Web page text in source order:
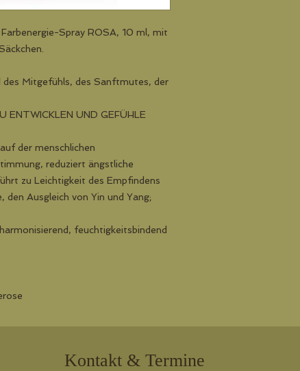
Spray ROSA, 10 ml, mit
des Mitgefühls, des Sanftmutes, der
ENTWICKLEN UND GEFÜHLE
der menschlichen
reduziert ängstliche
zu Leichtigkeit des Empfindens
den Ausgleich von Yin und Yang;
feuchtigkeitsbindend
Kontakt & Termine